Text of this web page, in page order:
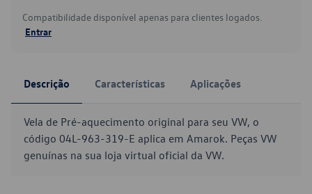
Compatibilidade disponível apenas para clientes logados.
Entrar
Descrição Características Aplicações
Vela de Pré-aquecimento original para seu VW, o
código 04L-963-319-E aplica em Amarok. Peças VW
genuínas na sua loja virtual oficial da VW.